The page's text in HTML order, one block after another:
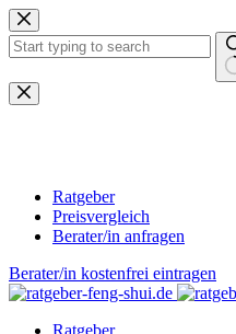
Zum
Inhalt
springen
Keine
Ergebnisse
Ratgeber
Preisvergleich
Berater/in anfragen
Berater/in kostenfrei eintragen
Ratgeber